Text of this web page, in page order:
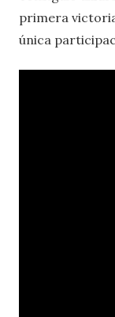
primera
única